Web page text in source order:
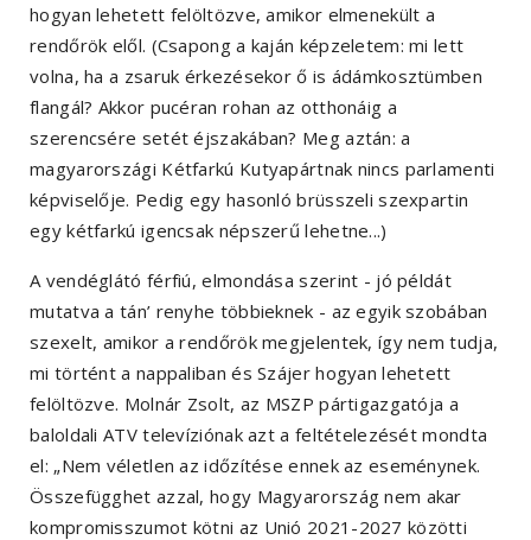
hogyan lehetett felöltözve, amikor elmenekült a
rendőrök elől. (Csapong a kaján képzeletem: mi lett
volna, ha a zsaruk érkezésekor ő is ádámkosztümben
flangál? Akkor pucéran rohan az otthonáig a
szerencsére setét éjszakában? Meg aztán: a
magyarországi Kétfarkú Kutyapártnak nincs parlamenti
képviselője. Pedig egy hasonló brüsszeli szexpartin
egy kétfarkú igencsak népszerű lehetne...)
A vendéglátó férfiú, elmondása szerint - jó példát
mutatva a tán’ renyhe többieknek - az egyik szobában
szexelt, amikor a rendőrök megjelentek, így nem tudja,
mi történt a nappaliban és Szájer hogyan lehetett
felöltözve. Molnár Zsolt, az MSZP pártigazgatója a
baloldali ATV televíziónak azt a feltételezését mondta
el: „Nem véletlen az időzítése ennek az eseménynek.
Összefügghet azzal, hogy Magyarország nem akar
kompromisszumot kötni az Unió 2021-2027 közötti